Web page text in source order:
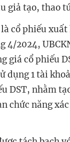
giả tạo, thao
cổ phiếu
4/2024,
giá cổ phiếu
dụng 1 tài
DST, nhằm
chức năng